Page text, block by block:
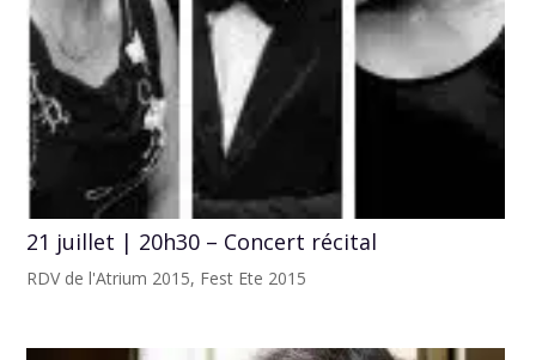
21 juillet | 20h30 – Concert récital
RDV de l'Atrium 2015, Fest Ete 2015